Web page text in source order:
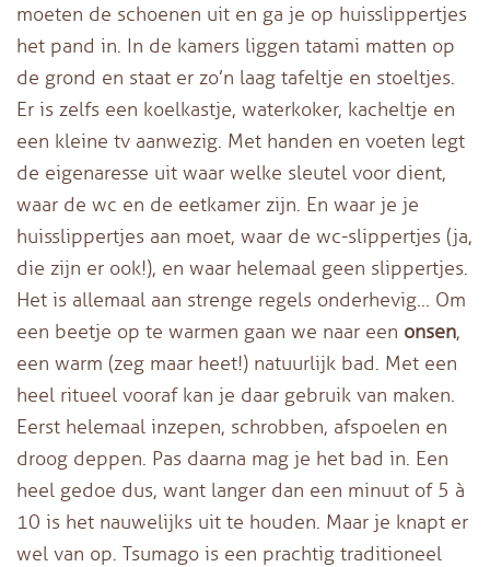
moeten de schoenen uit en ga je op huisslippertjes
het pand in. In de kamers liggen tatami matten op
de grond en staat er zo’n laag tafeltje en stoeltjes.
Er is zelfs een koelkastje, waterkoker, kacheltje en
een kleine tv aanwezig. Met handen en voeten legt
de eigenaresse uit waar welke sleutel voor dient,
waar de wc en de eetkamer zijn. En waar je je
huisslippertjes aan moet, waar de wc-slippertjes (ja,
die zijn er ook!), en waar helemaal geen slippertjes.
Het is allemaal aan strenge regels onderhevig… Om
een beetje op te warmen gaan we naar een onsen,
een warm (zeg maar heet!) natuurlijk bad. Met een
heel ritueel vooraf kan je daar gebruik van maken.
Eerst helemaal inzepen, schrobben, afspoelen en
droog deppen. Pas daarna mag je het bad in. Een
heel gedoe dus, want langer dan een minuut of 5 à
10 is het nauwelijks uit te houden. Maar je knapt er
wel van op. Tsumago is een prachtig traditioneel